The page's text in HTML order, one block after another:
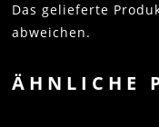
Das gelieferte
abweichen.
ÄHNLICHE